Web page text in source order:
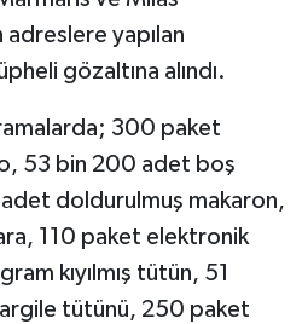
yapılan
gözaltına alındı.
300 paket
53 bin 200 adet boş
doldurulmuş makaron,
110 paket elektronik
kıyılmış tütün, 51
tütünü, 250 paket